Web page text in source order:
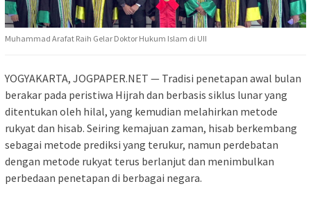
Muhammad Arafat Raih Gelar Doktor Hukum Islam di UII
YOGYAKARTA, JOGPAPER.NET — Tradisi penetapan awal bulan
berakar pada peristiwa Hijrah dan berbasis siklus lunar yang
ditentukan oleh hilal, yang kemudian melahirkan metode
rukyat dan hisab. Seiring kemajuan zaman, hisab berkembang
sebagai metode prediksi yang terukur, namun perdebatan
dengan metode rukyat terus berlanjut dan menimbulkan
perbedaan penetapan di berbagai negara.